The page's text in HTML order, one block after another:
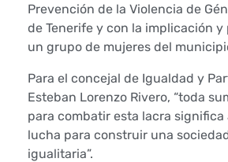
r
o
g
r
a
Prevención de la Violencia de
de Tenerife y con la implicación
un grupo de mujeres del
Para el concejal de Igualdad y
Esteban Lorenzo Rivero, “toda
para combatir esta lacra significa
lucha para construir una
igualitaria”.